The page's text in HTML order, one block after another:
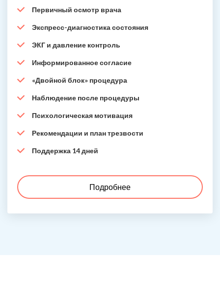
Первичный осмотр врача
Экспресс-диагностика состояния
ЭКГ и давление контроль
Информированное согласие
«Двойной блок» процедура
Наблюдение после процедуры
Психологическая мотивация
Рекомендации и план трезвости
Поддержка 14 дней
Подробнее